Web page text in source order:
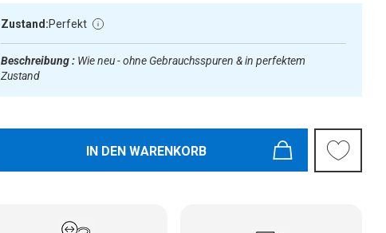
Zustand:Perfekt
Beschreibung : Wie neu - ohne Gebrauchsspuren & in perfektem
Zustand
IN DEN WARENKORB